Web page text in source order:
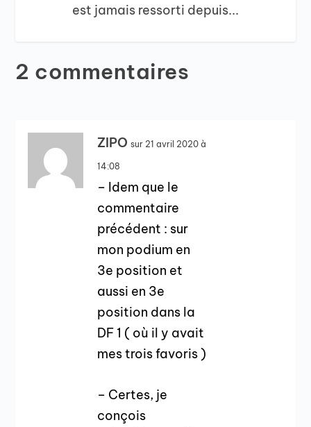
est jamais ressorti depuis...
2 commentaires
ZIPO sur 21 avril 2020 à
14:08
– Idem que le
commentaire
précédent : sur
mon podium en
3e position et
aussi en 3e
position dans la
DF 1 ( où il y avait
mes trois favoris )
– Certes, je
conçois